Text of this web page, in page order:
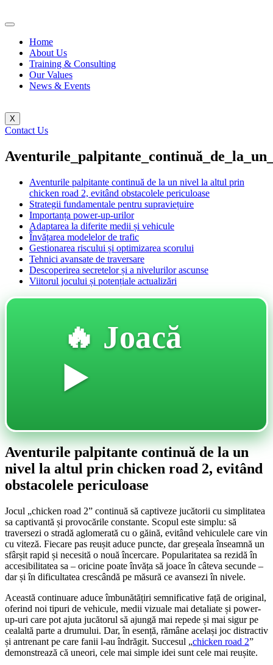
Home
About Us
Training & Consulting
Our Values
News & Events
X
Contact Us
Aventurile palpitante continuă de la un nivel la altul prin
chicken road 2, evitând obstacolele periculoase
Strategii fundamentale pentru supraviețuire
Importanța power-up-urilor
Adaptarea la diferite medii și vehicule
Învățarea modelelor de trafic
Gestionarea riscului și optimizarea scorului
Tehnici avansate de traversare
Descoperirea secretelor și a nivelurilor ascunse
Viitorul jocului și potențiale actualizări
🔥 Joacă
▶️
Aventurile palpitante continuă de la un
nivel la altul prin chicken road 2, evitând
obstacolele periculoase
Jocul „chicken road 2” continuă să captiveze jucătorii cu simplitatea
sa captivantă și provocările constante. Scopul este simplu: să
traversezi o stradă aglomerată cu o găină, evitând vehiculele care vin
cu viteză. Fiecare pas reușit aduce puncte, dar greșeala înseamnă un
sfârșit rapid și necesită o nouă încercare. Popularitatea sa rezidă în
accesibilitatea sa – oricine poate învăța să joace în câteva secunde –
dar și în dificultatea crescândă pe măsură ce avansezi în nivele.
Această continuare aduce îmbunătățiri semnificative față de original,
oferind noi tipuri de vehicule, medii vizuale mai detaliate și power-
up-uri care pot ajuta jucătorul să ajungă mai repede și mai sigur pe
cealaltă parte a drumului. Dar, în esență, rămâne același joc distractiv
și antrenant pe care fanii l-au îndrăgit. Succesul „chicken road 2”
demonstrează că uneori, cele mai simple idei sunt cele mai reușite.